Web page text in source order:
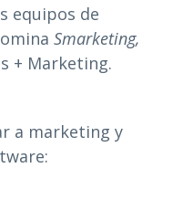
equipos de
Smarketing,
+ Marketing.
a marketing y